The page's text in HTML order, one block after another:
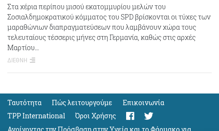
Στα χέρια περίπου μισού εκατομμυρίου μελών του
Σοσιαλδημοκρατικού κόμματος του SPD βρίσκονται οι τύχες των
μαραθώνιων διαπραγματεύσεων που λαμβάνουν χώρα τους
τελευταίους τέσσερις μήνες στη Γερμανία, καθώς στις αρχές
Μαρτίου…
ΔΙΕΘΝΗ
Ταυτότητα Πώς λειτουργούμε
Eπικοινωνία
TPP International
Όροι Χρήσης